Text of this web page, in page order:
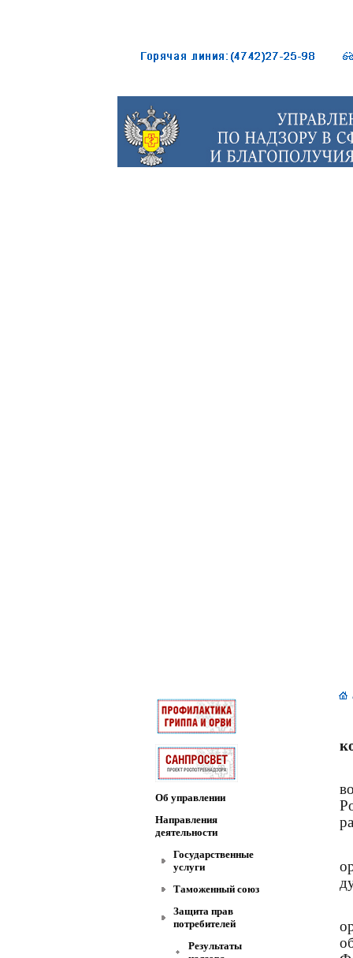
Об управлении
Направления
деятельности
Государственные
услуги
Таможенный союз
Защита прав
потребителей
Результаты